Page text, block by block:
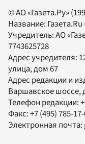
© АО «Газета.Ру»
Название: Газета.Ru
Учредитель:АО
7743625728
Адрес учредителя:
улица, дом 67
Адрес редакции и
Варшавское шоссе,
Телефон редакции:
Факс:+7 (495) 785-
Электронная почта: